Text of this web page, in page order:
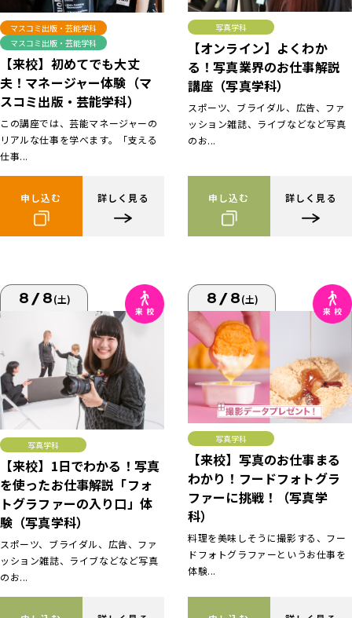
マスコミ出版・芸能学科
マスコミ出版・芸能学科
【来校】初めてでも大丈
夫！マネージャー体験（マ
スコミ出版・芸能学科）
この講座では、芸能マネージャーの
リアルな仕事を学べます。「支える
仕事...
申し込む 詳しく見る
写真学科
【オンライン】よくわか
る！写真業界のお仕事解説
講座（写真学科）
スポーツ、ブライダル、広告、ファ
ッション雑誌、ライブなどなど写真
のお...
申し込む 詳しく見る
8/8(土)
写真学科
【来校】1日でわかる！写真
を使ったお仕事解説「フォ
トグラファーの入り口」体
験（写真学科）
スポーツ、ブライダル、広告、ファ
ッション雑誌、ライブなどなど写真
のお...
8/8(土)
写真学科
【来校】写真のお仕事まる
わかり！フードフォトグラ
ファーに挑戦！（写真学
科）
料理を美味しそうに撮影する、フー
ドフォトグラファーというお仕事を
体験...